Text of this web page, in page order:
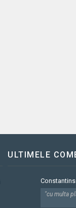
ULTIMELE
Constantins
"cu multa